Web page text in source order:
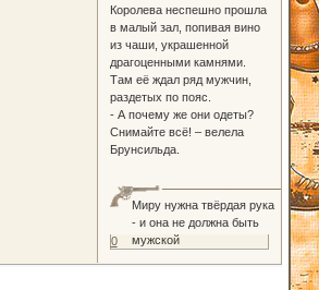
Королева неспешно прошла
в малый зал, попивая вино
из чаши, украшенной
драгоценными камнями.
Там её ждал ряд мужчин,
раздетых по пояс.
- А почему же они одеты?
Снимайте всё! – велела
Брунсильда.
Миру нужна твёрдая рука
- и она не должна быть
мужской
0